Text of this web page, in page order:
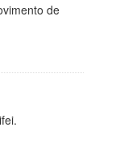
de